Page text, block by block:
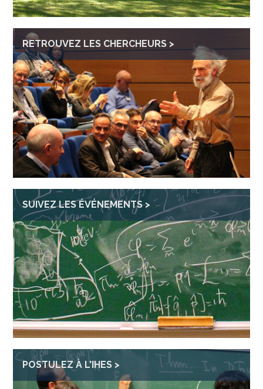
RETROUVEZ LES CHERCHEURS
SUIVEZ LES ÉVÉNEMENTS
POSTULEZ À L'IHES